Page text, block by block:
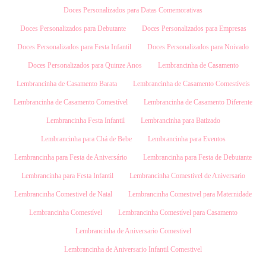
Doces Personalizados para Datas Comemorativas
Doces Personalizados para Debutante Doces Personalizados para Empresas
Doces Personalizados para Festa Infantil Doces Personalizados para Noivado
Doces Personalizados para Quinze Anos Lembrancinha de Casamento
Lembrancinha de Casamento Barata Lembrancinha de Casamento Comestíveis
Lembrancinha de Casamento Comestível Lembrancinha de Casamento Diferente
Lembrancinha Festa Infantil Lembrancinha para Batizado
Lembrancinha para Chá de Bebe Lembrancinha para Eventos
Lembrancinha para Festa de Aniversário Lembrancinha para Festa de Debutante
Lembrancinha para Festa Infantil Lembrancinha Comestivel de Aniversario
Lembrancinha Comestivel de Natal Lembrancinha Comestivel para Maternidade
Lembrancinha Comestível Lembrancinha Comestível para Casamento
Lembrancinha de Aniversario Comestivel
Lembrancinha de Aniversario Infantil Comestivel